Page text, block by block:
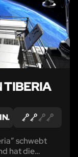
TIBERIA
schwebt
hat die